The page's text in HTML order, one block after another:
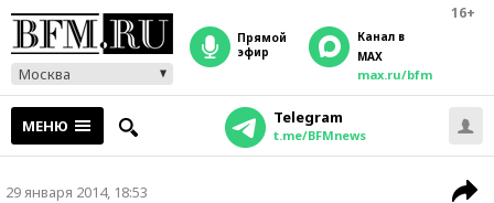
16+
Москва
прямой
эфир
Канал в
MAX
max.ru/bfm
МЕНЮ Telegram
t.me/BFMnews
29 января 2014, 18:53